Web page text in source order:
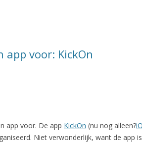
app voor: KickOn
app voor. De app KickOn (nu nog alleen?
Niet verwonderlijk, want de app